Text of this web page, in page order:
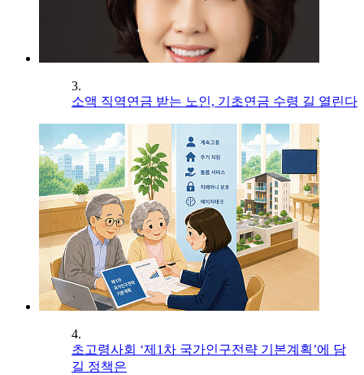
3.
소액 직역연금 받는 노인, 기초연금 수령 길 열린다
4.
초고령사회 ‘제1차 국가인구전략 기본계획’에 담
길 정책은